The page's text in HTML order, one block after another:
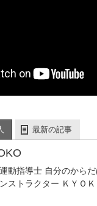
最新の記事
動指導士 自分のから
ストラクター ＫＹＯＫ